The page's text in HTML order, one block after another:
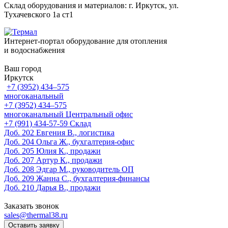
Склад оборудования и материалов: г. Иркутск, ул.
Тухачевского 1а ст1
Интернет-портал оборудование для отопления
и водоснабжения
Ваш город
Иркутск
+7 (3952) 434‒575
многоканальный
+7 (3952) 434‒575
многоканальный Центральный офис
‎+7 (991) 434-57-59 Склад
Доб. 202 Евгения В., логистика
Доб. 204 Ольга Ж., бухгалтерия-офис
Доб. 205 Юлия К., продажи
Доб. 207 Артур К., продажи
Доб. 208 Эдгар М., руководитель ОП
Доб. 209 Жанна С., бухгалтерия-финансы
Доб. 210 Дарья В., продажи
Заказать звонок
sales@thermal38.ru
Оставить заявку